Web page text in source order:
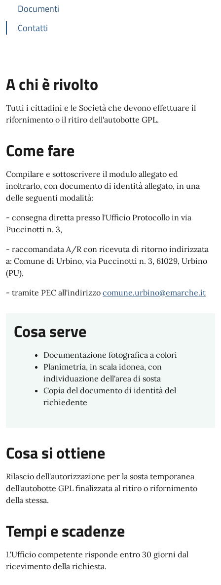
Documenti
Contatti
A chi è rivolto
Tutti i cittadini e le Società che devono effettuare il
rifornimento o il ritiro dell'autobotte GPL.
Come fare
Compilare e sottoscrivere il modulo allegato ed
inoltrarlo, con documento di identità allegato, in una
delle seguenti modalità:
- consegna diretta presso l'Ufficio Protocollo in via
Puccinotti n. 3,
- raccomandata A/R con ricevuta di ritorno indirizzata
a: Comune di Urbino, via Puccinotti n. 3, 61029, Urbino
(PU),
- tramite PEC all'indirizzo comune.urbino@emarche.it
Cosa serve
Documentazione fotografica a colori
Planimetria, in scala idonea, con
individuazione dell'area di sosta
Copia del documento di identità del
richiedente
Cosa si ottiene
Rilascio dell'autorizzazione per la sosta temporanea
dell'autobotte GPL finalizzata al ritiro o rifornimento
della stessa.
Tempi e scadenze
L'Ufficio competente risponde entro 30 giorni dal
ricevimento della richiesta.